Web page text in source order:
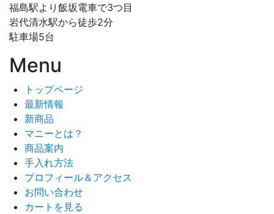
福島駅より飯坂電車で3つ目
岩代清水駅から徒歩2分
駐車場5台
Menu
トップページ
最新情報
新商品
マニーとは？
商品案内
手入れ方法
プロフィール＆アクセス
お問い合わせ
カートを見る